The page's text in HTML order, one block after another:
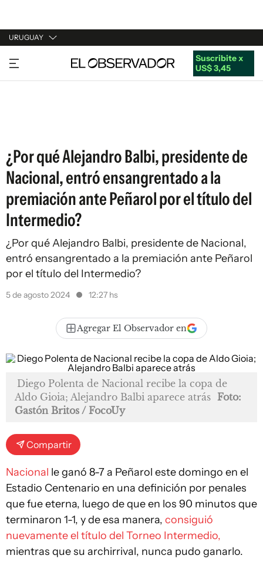
URUGUAY
URUGUAY
ARGENTINA
Suscribite x
US$ 3,45
¿Por qué Alejandro Balbi, presidente de
Nacional, entró ensangrentado a la
premiación ante Peñarol por el título del
Intermedio?
¿Por qué Alejandro Balbi, presidente de Nacional,
entró ensangrentado a la premiación ante Peñarol
por el título del Intermedio?
5 de agosto 2024 12:27 hs
Agregar El Observador en
Diego Polenta de Nacional recibe la copa de
Aldo Gioia; Alejandro Balbi aparece atrás Foto:
Gastón Britos / FocoUy
Compartir
Nacional le ganó 8-7 a Peñarol este domingo en el
Estadio Centenario en una definición por penales
que fue eterna, luego de que en los 90 minutos que
terminaron 1-1, y de esa manera, consiguió
nuevamente el título del Torneo Intermedio,
mientras que su archirrival, nunca pudo ganarlo.